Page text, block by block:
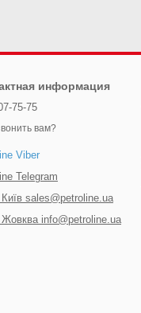
информация
75-75
вам?
Viber
Telegram
sales@petroline.ua
Жовква info@petroline.ua